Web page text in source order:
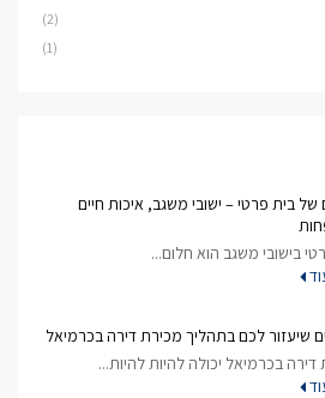
(2)
(1)
של בית פרטי – ישובי משגב, איכות חיים
בישובי משגב הוא חלום...
דירה בכרמיאל יכולה להיות להיות...